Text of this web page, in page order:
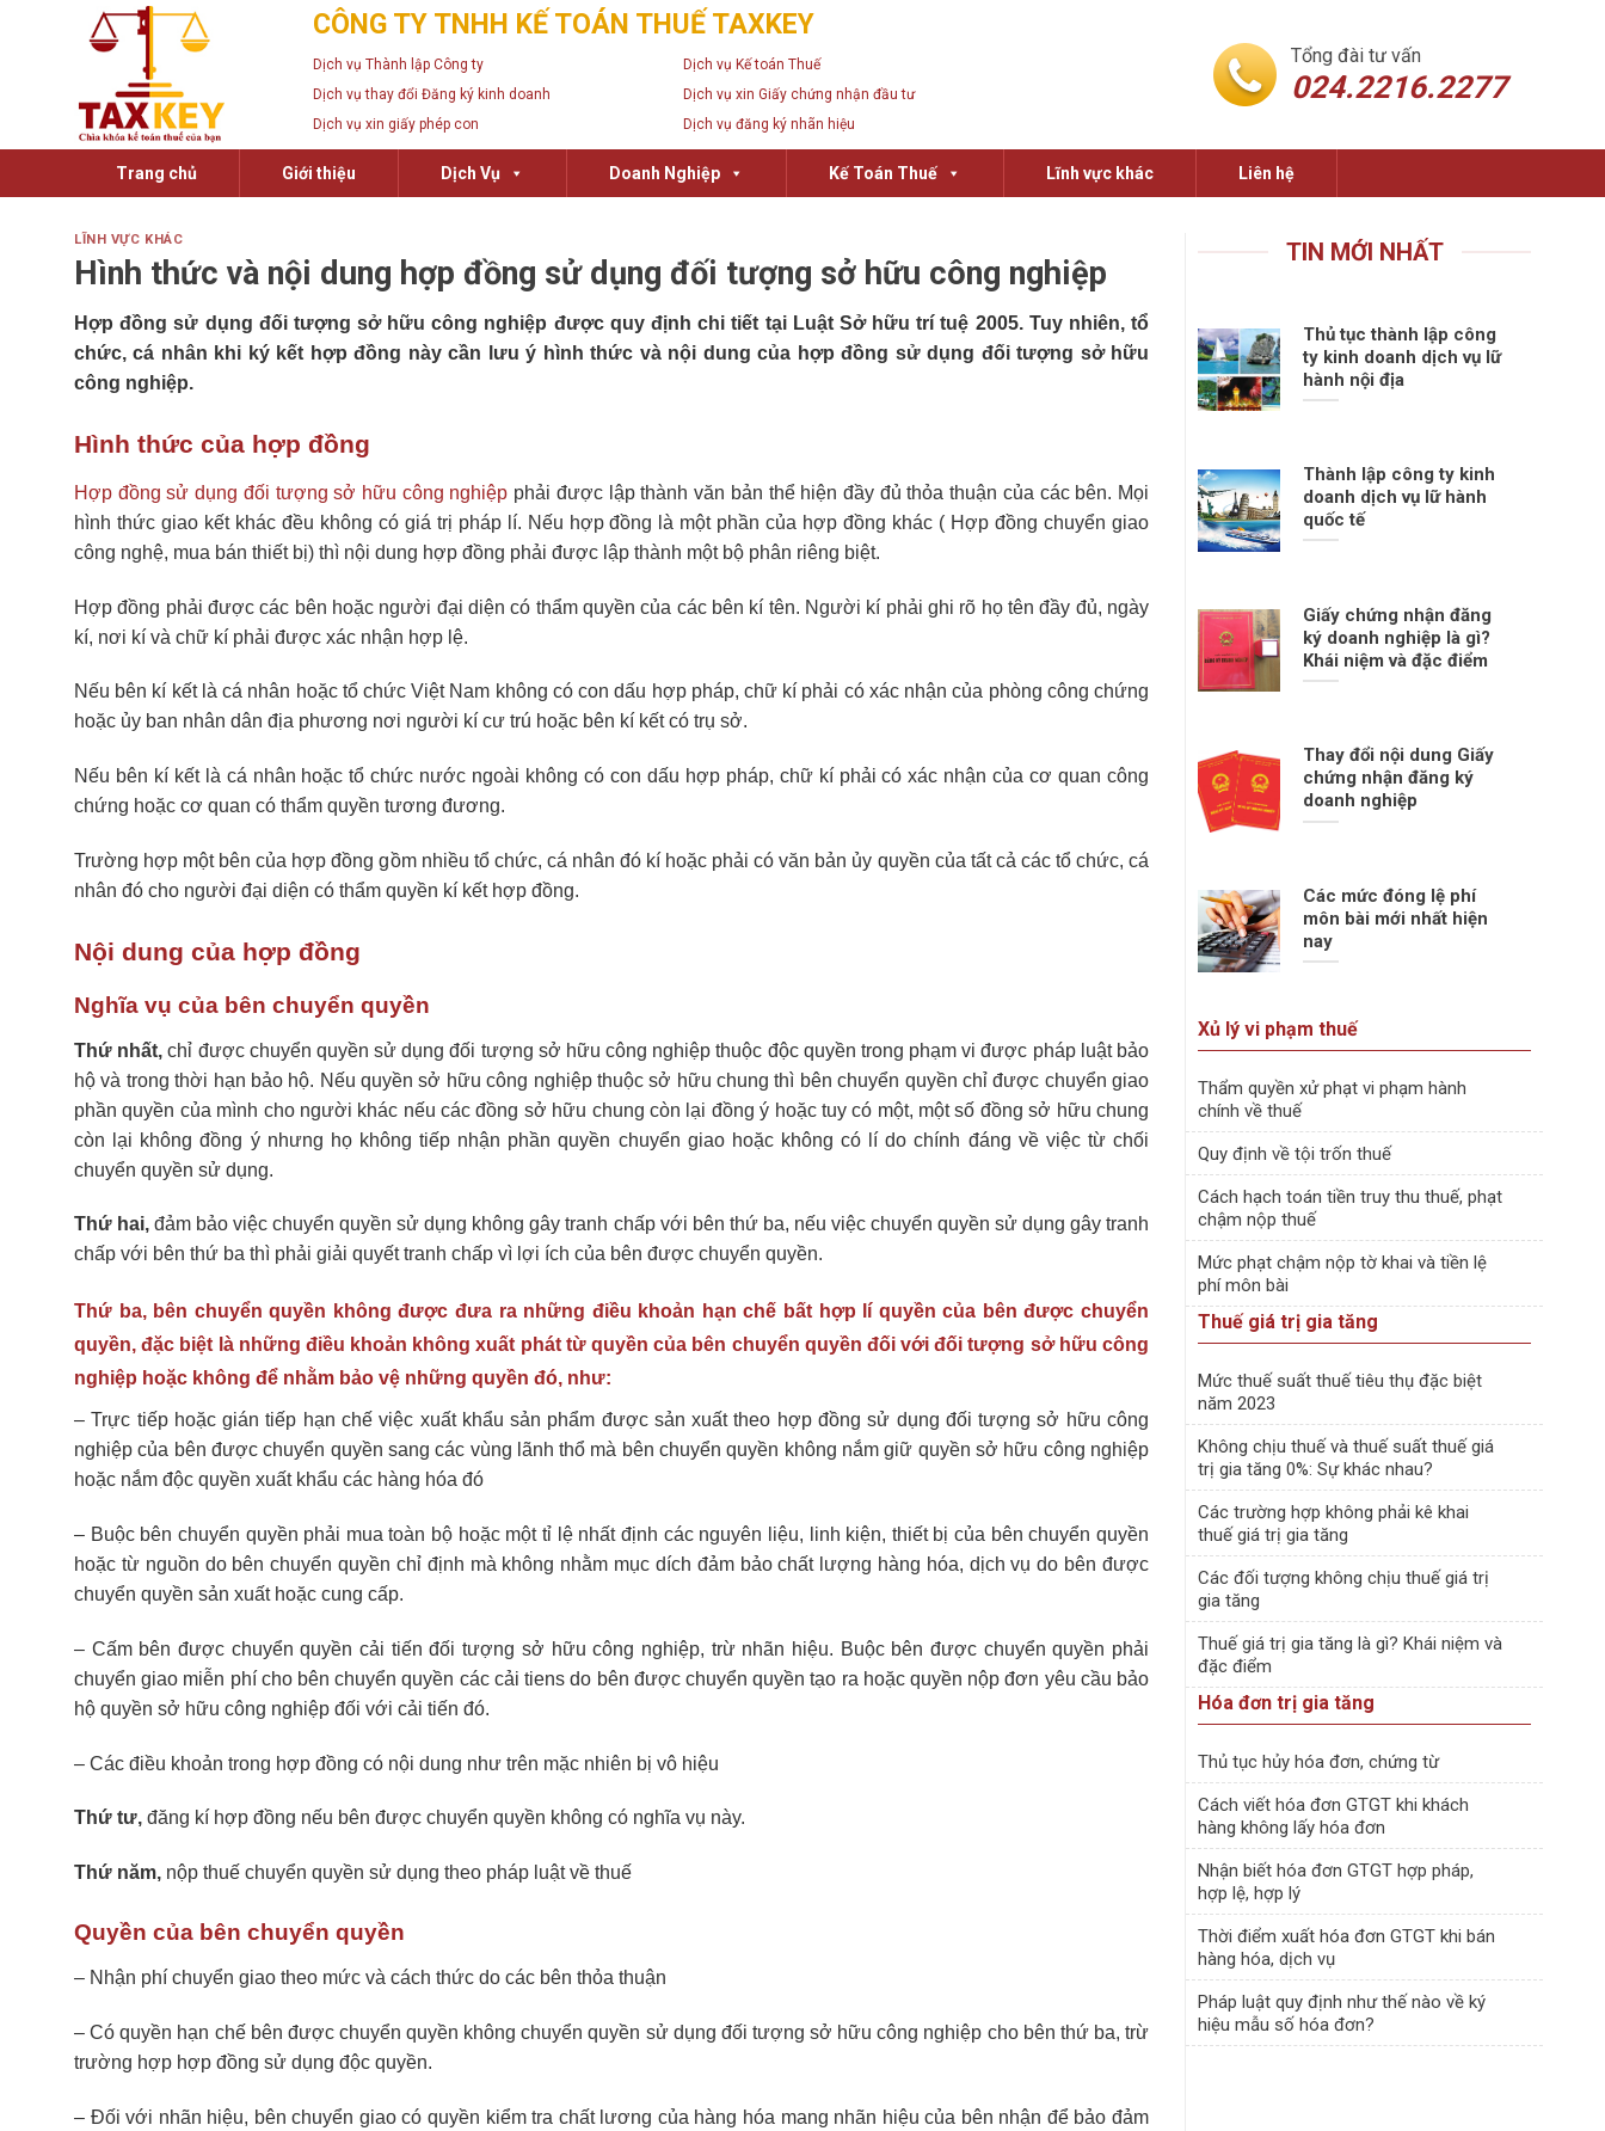
CÔNG TY TNHH KẾ TOÁN THUẾ TAXKEY
Dịch vụ Thành lập Công ty
Dịch vụ Kế toán Thuế
Dịch vụ thay đổi Đăng ký kinh doanh
Dịch vụ xin Giấy chứng nhận đầu tư
Dịch vụ xin giấy phép con
Dịch vụ đăng ký nhãn hiệu
Tổng đài tư vấn
024.2216.2277
Trang chủ Giới thiệu Dịch Vụ Doanh Nghiệp Kế Toán Thuế Lĩnh vực khác Liên hệ
LĨNH VỰC KHÁC
Hình thức và nội dung hợp đồng sử dụng đối tượng sở hữu công nghiệp
Hợp đồng sử dụng đối tượng sở hữu công nghiệp được quy định chi tiết tại Luật Sở hữu trí tuệ 2005. Tuy nhiên, tổ
chức, cá nhân khi ký kết hợp đồng này cần lưu ý hình thức và nội dung của hợp đồng sử dụng đối tượng sở hữu
công nghiệp.
Hình thức của hợp đồng
Hợp đồng sử dụng đối tượng sở hữu công nghiệp phải được lập thành văn bản thể hiện đầy đủ thỏa thuận của các bên. Mọi
hình thức giao kết khác đều không có giá trị pháp lí. Nếu hợp đồng là một phần của hợp đồng khác ( Hợp đồng chuyển giao
công nghệ, mua bán thiết bị) thì nội dung hợp đồng phải được lập thành một bộ phân riêng biệt.
Hợp đồng phải được các bên hoặc người đại diện có thẩm quyền của các bên kí tên. Người kí phải ghi rõ họ tên đầy đủ, ngày
kí, nơi kí và chữ kí phải được xác nhận hợp lệ.
Nếu bên kí kết là cá nhân hoặc tổ chức Việt Nam không có con dấu hợp pháp, chữ kí phải có xác nhận của phòng công chứng
hoặc ủy ban nhân dân địa phương nơi người kí cư trú hoặc bên kí kết có trụ sở.
Nếu bên kí kết là cá nhân hoặc tổ chức nước ngoài không có con dấu hợp pháp, chữ kí phải có xác nhận của cơ quan công
chứng hoặc cơ quan có thẩm quyền tương đương.
Trường hợp một bên của hợp đồng gồm nhiều tổ chức, cá nhân đó kí hoặc phải có văn bản ủy quyền của tất cả các tổ chức, cá
nhân đó cho người đại diện có thẩm quyền kí kết hợp đồng.
Nội dung của hợp đồng
Nghĩa vụ của bên chuyển quyền
Thứ nhất, chỉ được chuyển quyền sử dụng đối tượng sở hữu công nghiệp thuộc độc quyền trong phạm vi được pháp luật bảo
hộ và trong thời hạn bảo hộ. Nếu quyền sở hữu công nghiệp thuộc sở hữu chung thì bên chuyển quyền chỉ được chuyển giao
phần quyền của mình cho người khác nếu các đồng sở hữu chung còn lại đồng ý hoặc tuy có một, một số đồng sở hữu chung
còn lại không đồng ý nhưng họ không tiếp nhận phần quyền chuyển giao hoặc không có lí do chính đáng về việc từ chối
chuyển quyền sử dụng.
Thứ hai, đảm bảo việc chuyển quyền sử dụng không gây tranh chấp với bên thứ ba, nếu việc chuyển quyền sử dụng gây tranh
chấp với bên thứ ba thì phải giải quyết tranh chấp vì lợi ích của bên được chuyển quyền.
Thứ ba,bên chuyển quyền không được đưa ra những điều khoản hạn chế bất hợp lí quyền của bên được chuyển
quyền, đặc biệt là những điều khoản không xuất phát từ quyền của bên chuyển quyền đối với đối tượng sở hữu công
nghiệp hoặc không để nhằm bảo vệ những quyền đó, như:
– Trực tiếp hoặc gián tiếp hạn chế việc xuất khẩu sản phẩm được sản xuất theo hợp đồng sử dụng đối tượng sở hữu công
nghiệp của bên được chuyển quyền sang các vùng lãnh thổ mà bên chuyển quyền không nắm giữ quyền sở hữu công nghiệp
hoặc nắm độc quyền xuất khẩu các hàng hóa đó
– Buộc bên chuyển quyền phải mua toàn bộ hoặc một tỉ lệ nhất định các nguyên liệu, linh kiện, thiết bị của bên chuyển quyền
hoặc từ nguồn do bên chuyển quyền chỉ định mà không nhằm mục dích đảm bảo chất lượng hàng hóa, dịch vụ do bên được
chuyển quyền sản xuất hoặc cung cấp.
– Cấm bên được chuyển quyền cải tiến đối tượng sở hữu công nghiệp, trừ nhãn hiệu. Buộc bên được chuyển quyền phải
chuyển giao miễn phí cho bên chuyển quyền các cải tiens do bên được chuyển quyền tạo ra hoặc quyền nộp đơn yêu cầu bảo
hộ quyền sở hữu công nghiệp đối với cải tiến đó.
– Các điều khoản trong hợp đồng có nội dung như trên mặc nhiên bị vô hiệu
Thứ tư, đăng kí hợp đồng nếu bên được chuyển quyền không có nghĩa vụ này.
Thứ năm, nộp thuế chuyển quyền sử dụng theo pháp luật về thuế
Quyền của bên chuyển quyền
– Nhận phí chuyển giao theo mức và cách thức do các bên thỏa thuận
– Có quyền hạn chế bên được chuyển quyền không chuyển quyền sử dụng đối tượng sở hữu công nghiệp cho bên thứ ba, trừ
trường hợp hợp đồng sử dụng độc quyền.
– Đối với nhãn hiệu, bên chuyển giao có quyền kiểm tra chất lương của hàng hóa mang nhãn hiệu của bên nhận để bảo đảm
TIN MỚI NHẤT
Thủ tục thành lập công
ty kinh doanh dịch vụ lữ
hành nội địa
Thành lập công ty kinh
doanh dịch vụ lữ hành
quốc tế
Giấy chứng nhận đăng
ký doanh nghiệp là gì?
Khái niệm và đặc điểm
Thay đổi nội dung Giấy
chứng nhận đăng ký
doanh nghiệp
Các mức đóng lệ phí
môn bài mới nhất hiện
nay
Xủ lý vi phạm thuế
Thẩm quyền xử phạt vi phạm hành
chính về thuế
Quy định về tội trốn thuế
Cách hạch toán tiền truy thu thuế, phạt
chậm nộp thuế
Mức phạt chậm nộp tờ khai và tiền lệ
phí môn bài
Thuế giá trị gia tăng
Mức thuế suất thuế tiêu thụ đặc biệt
năm 2023
Không chịu thuế và thuế suất thuế giá
trị gia tăng 0%: Sự khác nhau?
Các trường hợp không phải kê khai
thuế giá trị gia tăng
Các đối tượng không chịu thuế giá trị
gia tăng
Thuế giá trị gia tăng là gì? Khái niệm và
đặc điểm
Hóa đơn trị gia tăng
Thủ tục hủy hóa đơn, chứng từ
Cách viết hóa đơn GTGT khi khách
hàng không lấy hóa đơn
Nhận biết hóa đơn GTGT hợp pháp,
hợp lệ, hợp lý
Thời điểm xuất hóa đơn GTGT khi bán
hàng hóa, dịch vụ
Pháp luật quy định như thế nào về ký
hiệu mẫu số hóa đơn?